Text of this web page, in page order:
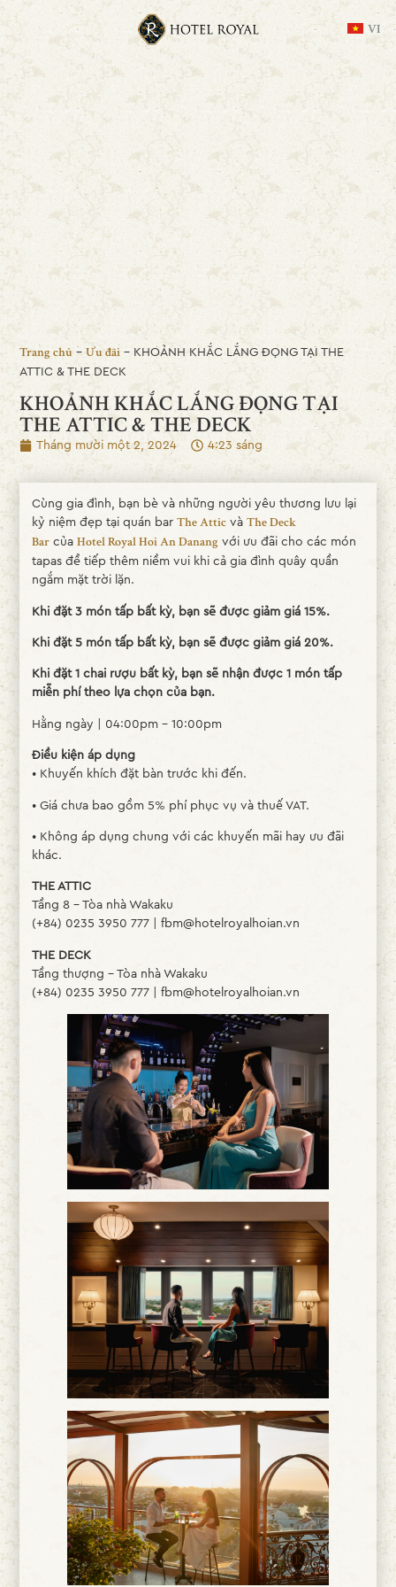
VI
Trang chủ -Ưu đãi - KHOẢNH KHẮC LẮNG ĐỌNG TẠI THE
ATTIC & THE DECK
KHOẢNH KHẮC LẮNG ĐỌNG TẠI
THE ATTIC & THE DECK
Tháng mười một 2, 2024 4:23 sáng
Cùng gia đình, bạn bè và những người yêu thương lưu lại
kỷ niệm đẹp tại quán bar The Atticvà The Deck
Barcủa Hotel Royal Hoi An Danang với ưu đãi cho các món
tapas để tiếp thêm niềm vui khi cả gia đình quây quần
ngắm mặt trời lặn.
Khi đặt 3 món tấp bất kỳ, bạn sẽ được giảm giá 15%.
Khi đặt 5 món tấp bất kỳ, bạn sẽ được giảm giá 20%.
Khi đặt 1 chai rượu bất kỳ, bạn sẽ nhận được 1 món tấp
miễn phí theo lựa chọn của bạn.
Hằng ngày | 04:00pm – 10:00pm
Điều kiện áp dụng
• Khuyến khích đặt bàn trước khi đến.
• Giá chưa bao gồm 5% phí phục vụ và thuế VAT.
• Không áp dụng chung với các khuyến mãi hay ưu đãi
khác.
THE ATTIC
Tầng 8 – Tòa nhà Wakaku
(+84) 0235 3950 777 | fbm@hotelroyalhoian.vn
THE DECK
Tầng thượng – Tòa nhà Wakaku
(+84) 0235 3950 777 | fbm@hotelroyalhoian.vn